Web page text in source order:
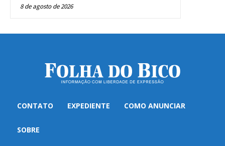
8 de agosto de 2026
CONTATO EXPEDIENTE COMO ANUNCIAR
SOBRE